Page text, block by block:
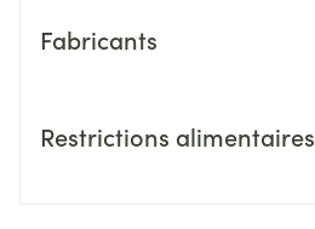
Fabricants
Restrictions alimentaires